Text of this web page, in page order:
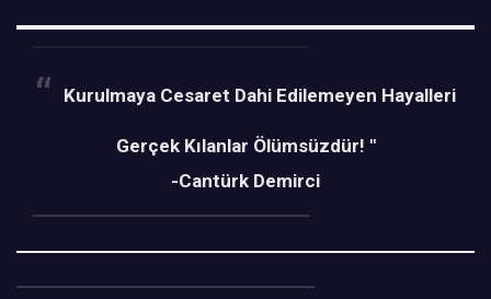
Kurulmaya Cesaret Dahi Edilemeyen Hayalleri
Gerçek Kılanlar Ölümsüzdür! "
-Cantürk Demirci